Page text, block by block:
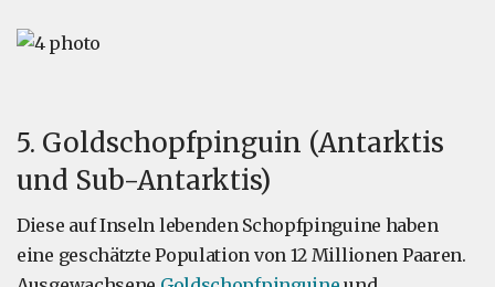
5. Goldschopfpinguin (Antarktis
und Sub-Antarktis)
Diese auf Inseln lebenden Schopfpinguine haben
eine geschätzte Population von 12 Millionen Paaren.